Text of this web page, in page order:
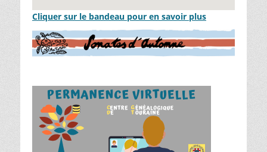
Cliquer sur le bandeau pour en savoir plus